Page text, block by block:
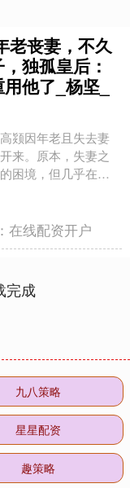
老丧妻，不久
独孤皇后：
他了_杨坚_
颎因年老且失去妻
来。原本，失妻之
困境，但几乎在同
的妾室竟然诞下了
为一件....
在线配资开户
完成
九八策略
星星配资
趣策略